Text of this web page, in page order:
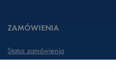
ZAMÓWIENIA
Status zamówienia